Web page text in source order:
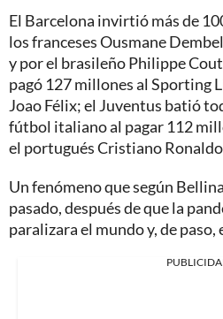
El Barcelona invirtió más de
los franceses Ousmane
y por el brasileño Philippe
pagó 127 millones al Sporting
Joao Félix; el Juventus batió
fútbol italiano al pagar 112
el portugués Cristiano
Un fenómeno que según
pasado, después de que la
paralizara el mundo y, de paso,